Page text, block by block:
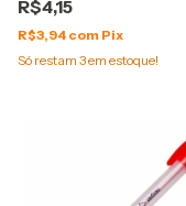
R$4,15
R$3,94 com Pix
Só restam 3em estoque!